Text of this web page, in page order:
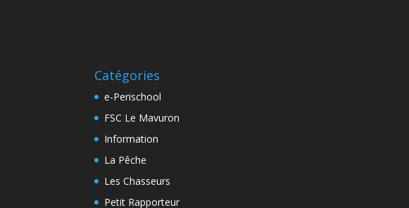
Catégories
e-Perischool
FSC Le Mavuron
Information
La Pêche
Les Chasseurs
Petit Rapporteur